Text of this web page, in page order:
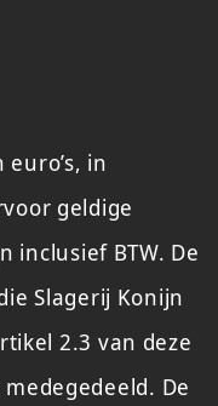
in
geldige
inclusief BTW. De
Slagerij Konijn
2.3 van deze
De